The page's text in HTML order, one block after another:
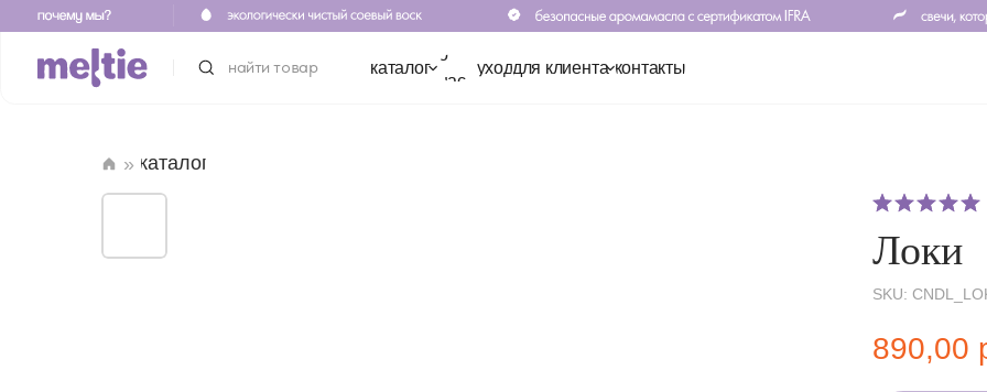
найти товар каталог
нас
уход для клиента контакты
каталог
»
Локи
SKU:
890,00